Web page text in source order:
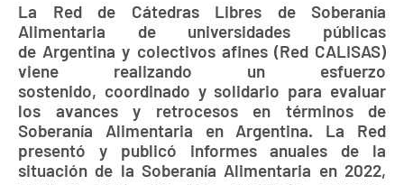
La Red de Cátedras Libres de Soberanía
Alimentaria de universidades públicas
de Argentina y colectivos afines (Red CALISAS)
viene realizando un esfuerzo
sostenido, coordinado y solidario para evaluar
los avances y retrocesos en términos de
Soberanía Alimentaria en Argentina. La Red
presentó y publicó informes anuales de la
situación de la Soberanía Alimentaria en 2022,